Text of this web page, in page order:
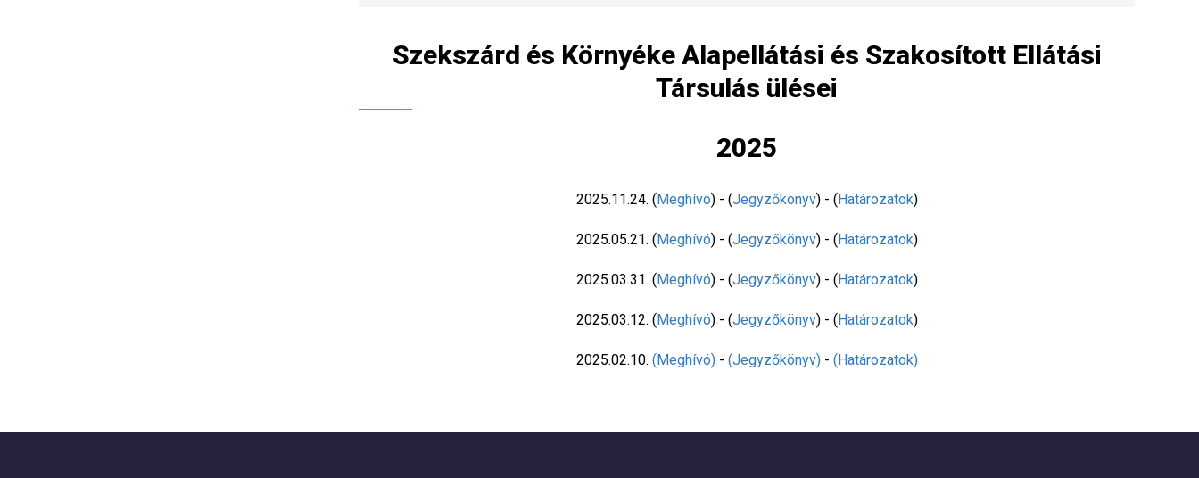
Szekszárd és Környéke Alapellátási és Szakosított Ellátási
Társulás ülései
2025
2025.11.24. (Meghívó) - (Jegyzőkönyv) - (Határozatok)
2025.05.21. (Meghívó) - (Jegyzőkönyv) - (Határozatok)
2025.03.31. (Meghívó) - (Jegyzőkönyv) - (Határozatok)
2025.03.12. (Meghívó) - (Jegyzőkönyv) - (Határozatok)
2025.02.10. (Meghívó)- (Jegyzőkönyv)- (Határozatok)